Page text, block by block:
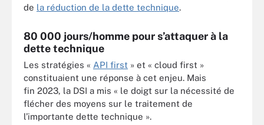
de la réduction de la dette technique.
80 000 jours/homme pour s’attaquer à la
dette technique
Les stratégies « API first » et « cloud first »
constituaient une réponse à cet enjeu. Mais
fin 2023, la DSI a mis « le doigt sur la nécessité de
flécher des moyens sur le traitement de
l’importante dette technique ».